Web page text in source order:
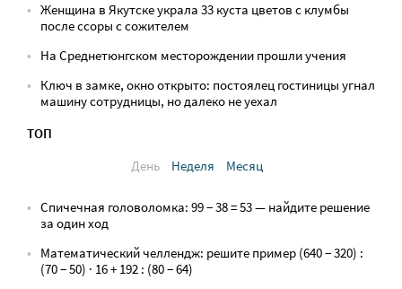
Женщина в Якутске украла 33 куста цветов с клумбы
после ссоры с сожителем
На Среднетюнгском месторождении прошли учения
Ключ в замке, окно открыто: постоялец гостиницы угнал
машину сотрудницы, но далеко не уехал
ТОП
День
Неделя Месяц
Спичечная головоломка: 99 − 38 = 53 — найдите решение
за один ход
Математический челлендж: решите пример (640 − 320) :
(70 − 50) · 16 + 192 : (80 − 64)